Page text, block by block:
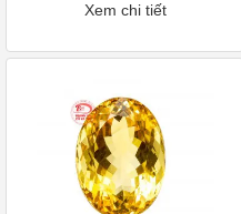
Xem chi tiết